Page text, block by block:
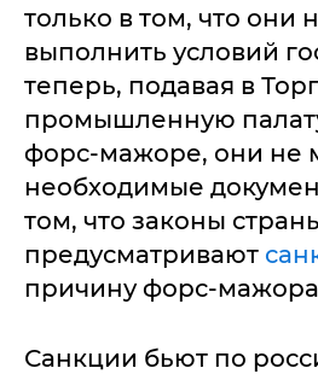
только в том, что они
выполнить условий
теперь, подавая в
промышленную
форс-мажоре, они не
необходимые
том, что законы
предусматривают
причину форс-
Санкции бьют по